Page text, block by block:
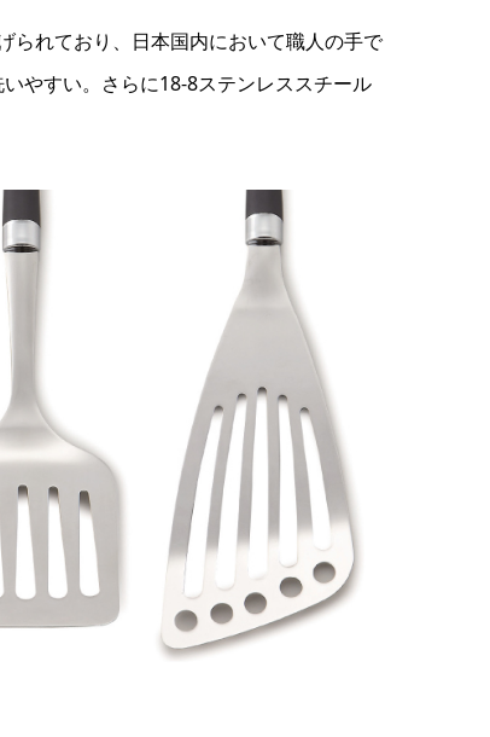
られており、日本国内において職人の手で
やすい。さらに18-8ステンレススチール